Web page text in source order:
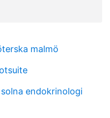
malmö
endokrinologi